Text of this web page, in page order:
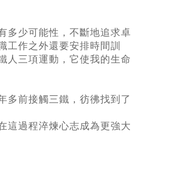
多少可能性，不斷地追求卓
工作之外還要安排時間訓
人三項運動，它使我的生命
多前接觸三鐵，彷彿找到了
這過程淬煉心志成為更強大